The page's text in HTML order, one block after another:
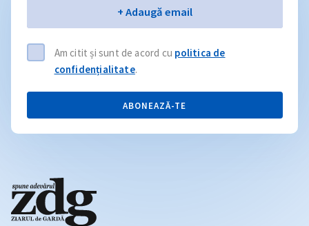
+ Adaugă email
Am citit și sunt de acord cu politica de
confidențialitate.
ABONEAZĂ-TE